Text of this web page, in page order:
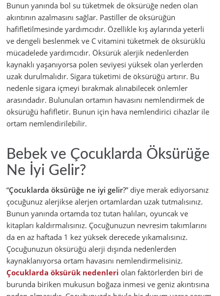
Bunun yanında bol su tüketmek de öksürüğe neden olan
akıntının azalmasını sağlar. Pastiller de öksürüğün
hafifletilmesinde yardımcıdır. Özellikle kış aylarında yeterli
ve dengeli beslenmek ve C vitamini tüketmek de öksürüklü
mücadelede yardımcıdır. Öksürük alerjik nedenlerden
kaynaklı yaşanıyorsa polen seviyesi yüksek olan yerlerden
uzak durulmalıdır. Sigara tüketimi de öksürüğü artırır. Bu
nedenle sigara içmeyi bırakmak alınabilecek önlemler
arasındadır. Bulunulan ortamın havasını nemlendirmek de
öksürüğü hafifletir. Bunun için hava nemlendirici cihazlar ile
ortam nemlendirilebilir.
Bebek ve Çocuklarda Öksürüğe
Ne İyi Gelir?
“Çocuklarda öksürüğe ne iyi gelir?” diye merak ediyorsanız
çocuğunuz alerjikse alerjen ortamlardan uzak tutmalısınız.
Bunun yanında ortamda toz tutan halıları, oyuncak ve
kitapları kaldırmalısınız. Çocuğunuzun nevresim takımlarını
da en az haftada 1 kez yüksek derecede yıkamalısınız.
Çocuğunuzun öksürüğü alerji dışında nedenlerden
kaynaklanıyorsa ortam havasını nemlendirmelisiniz.
Çocuklarda öksürük nedenleri olan faktörlerden biri de
burunda biriken mukusun boğaza inmesi ve geniz akıntısına